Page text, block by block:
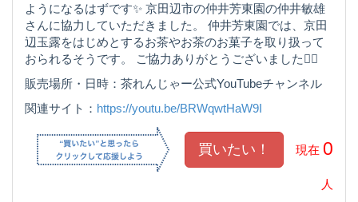
ようになるはずです✨ 京田辺市の仲井芳東園の仲井敏雄
さんに協力していただきました。 仲井芳東園では、京田
辺玉露をはじめとするお茶やお茶のお菓子を取り扱って
おられるそうです。 ご協力ありがとうございました🙇‍♀️
販売場所・日時：茶れんじゃー公式YouTubeチャンネル
関連サイト： https://youtu.be/BRWqwtHaW9I
現在 0
人